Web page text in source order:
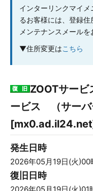
インターリンクマイ
るお客様には、登録
メンテナンスメールを
▼住所変更はこちら
ZOOTサービ
ービス （サーバ
発生日時
2026年05月19日(火)00
復旧日時